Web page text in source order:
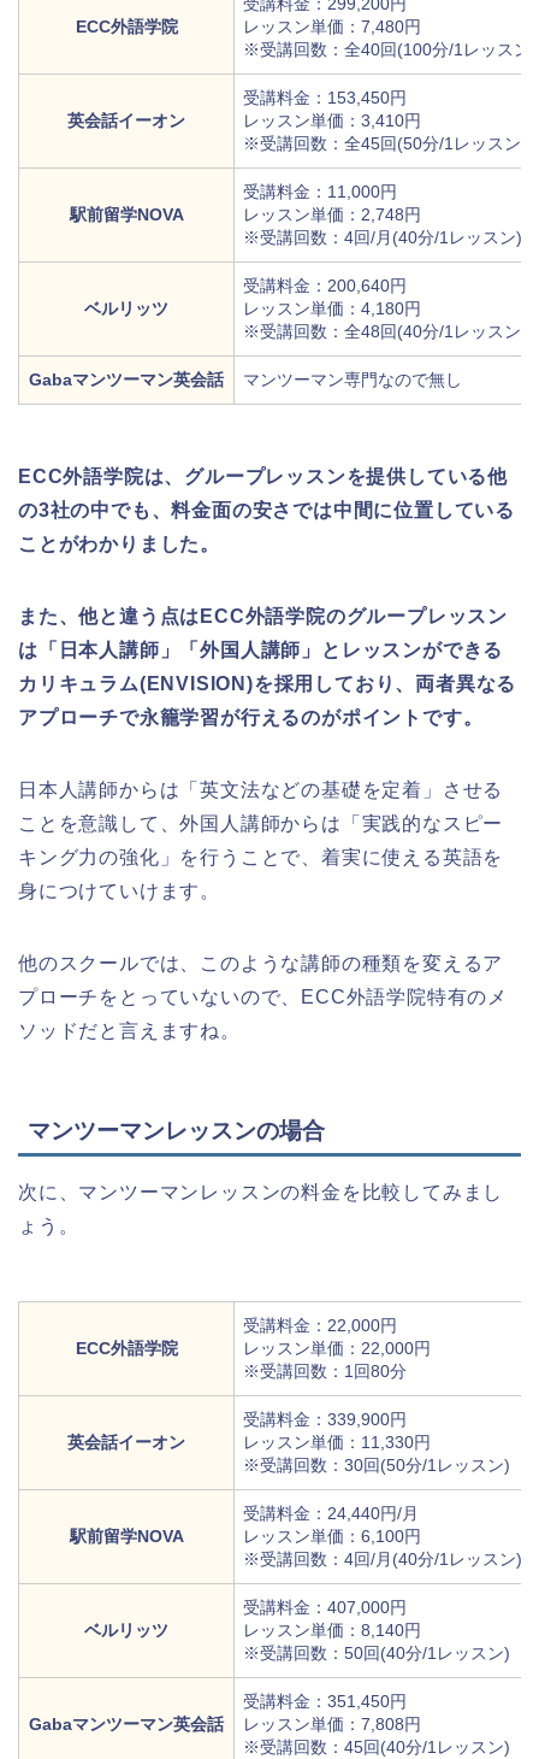
ECC外語学院
受講料金：299,200円
レッスン単価：7,480円
※受講回数：全40回(100分/1レッスン)
英会話イーオン
受講料金：153,450円
レッスン単価：3,410円
※受講回数：全45回(50分/1レッスン)
駅前留学NOVA
受講料金：11,000円
レッスン単価：2,748円
※受講回数：4回/月(40分/1レッスン)
ベルリッツ
受講料金：200,640円
レッスン単価：4,180円
※受講回数：全48回(40分/1レッスン)
Gabaマンツーマン英会話 マンツーマン専門なので無し
ECC外語学院は、グループレッスンを提供している他
の3社の中でも、料金面の安さでは中間に位置している
ことがわかりました。
また、他と違う点はECC外語学院のグループレッスン
は「日本人講師」「外国人講師」とレッスンができる
カリキュラム(ENVISION)を採用しており、両者異なる
アプローチで永籠学習が行えるのがポイントです。
日本人講師からは「英文法などの基礎を定着」させる
ことを意識して、外国人講師からは「実践的なスピー
キング力の強化」を行うことで、着実に使える英語を
身につけていけます。
他のスクールでは、このような講師の種類を変えるア
プローチをとっていないので、ECC外語学院特有のメ
ソッドだと言えますね。
マンツーマンレッスンの場合
次に、マンツーマンレッスンの料金を比較してみまし
ょう。
ECC外語学院
受講料金：22,000円
レッスン単価：22,000円
※受講回数：1回80分
英会話イーオン
受講料金：339,900円
レッスン単価：11,330円
※受講回数：30回(50分/1レッスン)
駅前留学NOVA
受講料金：24,440円/月
レッスン単価：6,100円
※受講回数：4回/月(40分/1レッスン)
ベルリッツ
受講料金：407,000円
レッスン単価：8,140円
※受講回数：50回(40分/1レッスン)
Gabaマンツーマン英会話
受講料金：351,450円
レッスン単価：7,808円
※受講回数：45回(40分/1レッスン)